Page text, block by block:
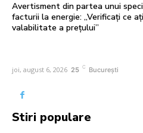
Avertisment din partea unui
facturii la energie: „Verificați ce
valabilitate a prețului”
joi, august 6, 2026 25 C București
Stiri populare